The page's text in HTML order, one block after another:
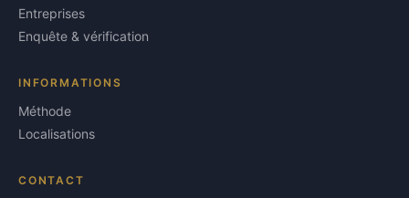
Entreprises
Enquête & vérification
INFORMATIONS
Méthode
Localisations
CONTACT